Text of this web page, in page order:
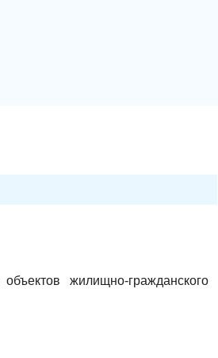
жилищно-гражданского